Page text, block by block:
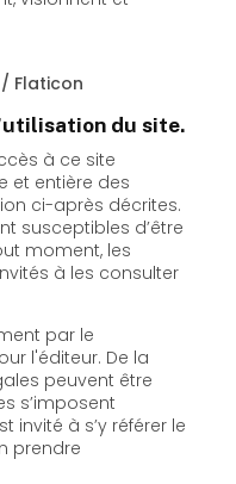
/ Flaticon
du site.
à ce site
et entière des
ci-après décrites.
susceptibles d’être
moment, les
à les consulter
par le
l'éditeur. De la
s’imposent
prendre